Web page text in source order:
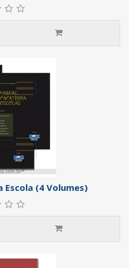
Escola (4 Volumes)